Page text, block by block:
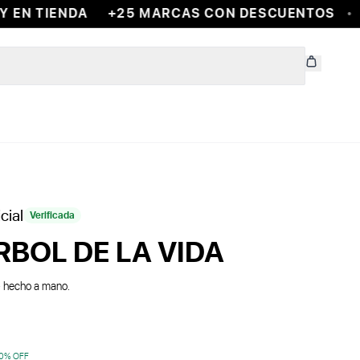
TIENDA +25 MARCAS CON DESCUENTOS
Verificada
DE LA VIDA
a mano.
% OFF